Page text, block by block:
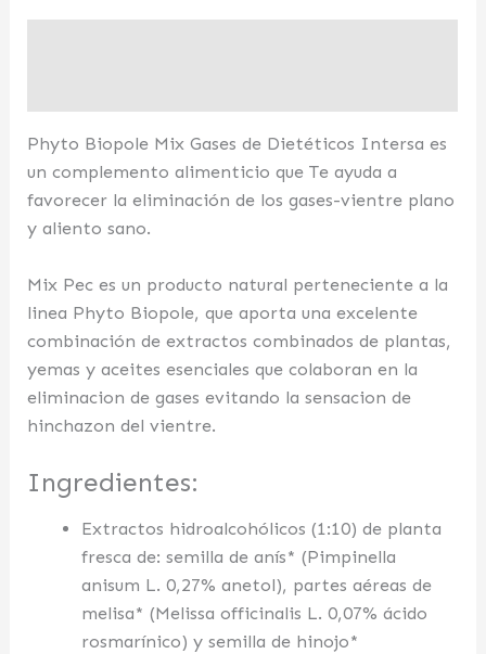
Phyto Biopole Mix Gases de Dietéticos Intersa es
un complemento alimenticio que Te ayuda a
favorecer la eliminación de los gases-vientre plano
y aliento sano.
Mix Pec es un producto natural perteneciente a la
linea Phyto Biopole, que aporta una excelente
combinación de extractos combinados de plantas,
yemas y aceites esenciales que colaboran en la
eliminacion de gases evitando la sensacion de
hinchazon del vientre.
Ingredientes:
Extractos hidroalcohólicos (1:10) de planta
fresca de: semilla de anís* (Pimpinella
anisum L. 0,27% anetol), partes aéreas de
melisa* (Melissa officinalis L. 0,07% ácido
rosmarínico) y semilla de hinojo*